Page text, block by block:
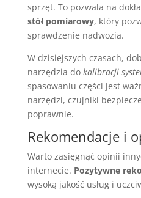
sprzęt. To pozwala na
stół pomiarowy, który
sprawdzenie nadwozia.
W dzisiejszych czasach,
narzędzia do kalibracji
spasowaniu części jest
narzędzi, czujniki
poprawnie.
Rekomendacje i
Warto zasięgnąć opinii
internecie. Pozytywne
wysoką jakość usług i